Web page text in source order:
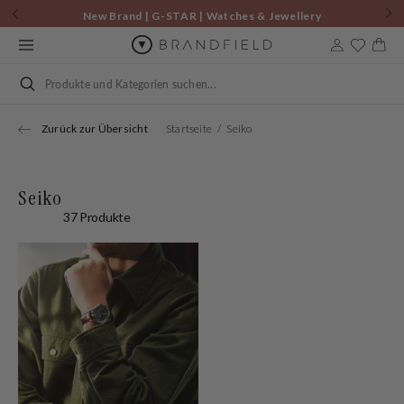
Zum
Inhalt
springen
New Brand | G-STAR | Watches & Jewellery
Suchen
Zurück zur Übersicht Startseite Seiko
Seiko
37 Produkte